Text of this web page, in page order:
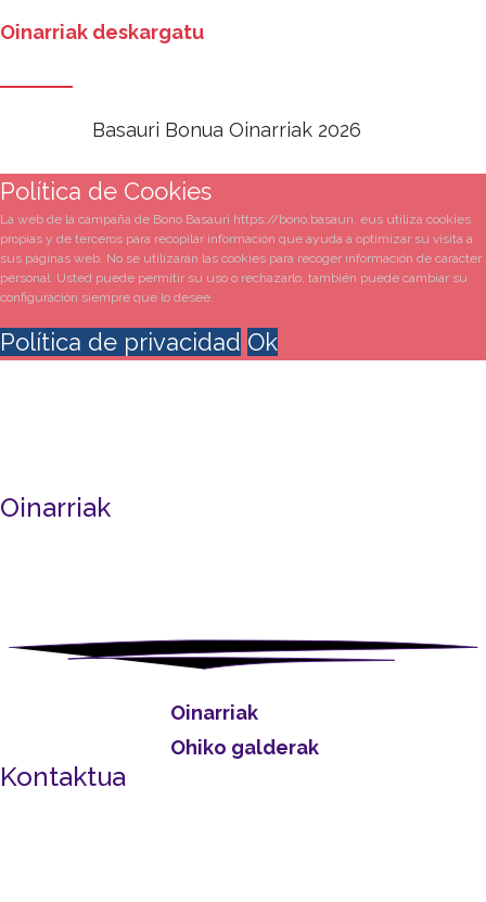
Oinarriak deskargatu
Basauri Bonua Oinarriak 2026
Política de Cookies
La web de la campaña de Bono Basauri https://bono.basauri. eus utiliza cookies
propias y de terceros para recopilar información que ayuda a optimizar su visita a
sus páginas web. No se utilizarán las cookies para recoger información de carácter
personal. Usted puede permitir su uso o rechazarlo, también puede cambiar su
configuración siempre que lo desee.
Política de privacidad Ok
Oinarriak
Oinarriak
Ohiko galderak
Kontaktua